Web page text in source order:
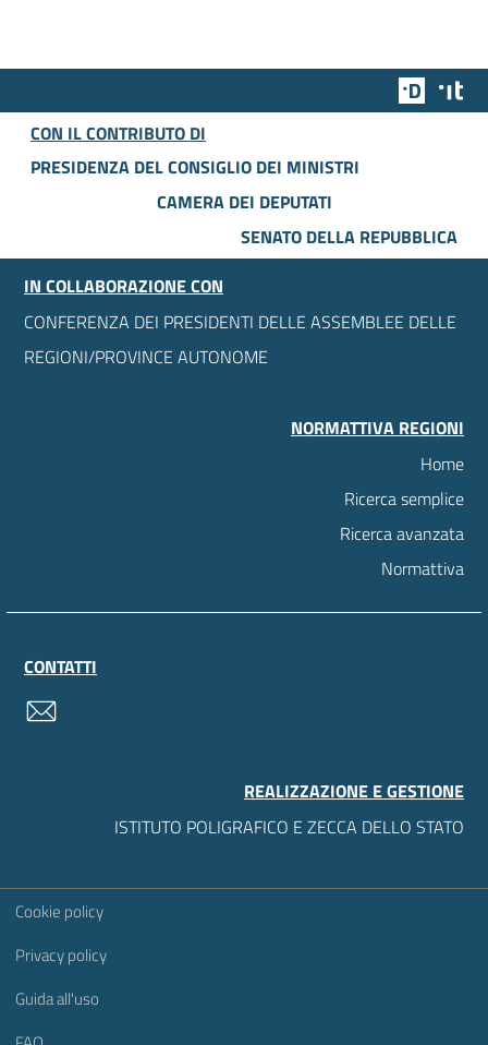
Team
CON IL CONTRIBUTO DI
PRESIDENZA DEL CONSIGLIO DEI MINISTRI
CAMERA DEI DEPUTATI
SENATO DELLA REPUBBLICA
IN COLLABORAZIONE CON
CONFERENZA DEI PRESIDENTI DELLE ASSEMBLEE DELLE
REGIONI/PROVINCE AUTONOME
NORMATTIVA REGIONI
Home
Ricerca semplice
Ricerca avanzata
Normattiva
CONTATTI
REALIZZAZIONE E GESTIONE
ISTITUTO POLIGRAFICO E ZECCA DELLO STATO
Sezione Link Utili
Cookie policy
Privacy policy
Guida all'uso